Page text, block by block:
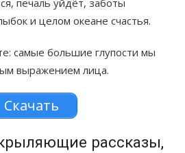
печаль уйдёт, заботы
и целом океане счастья.
самые большие глупости мы
выражением лица.
Скачать
рассказы,